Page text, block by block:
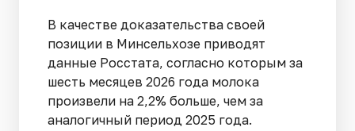
В качестве доказательства своей
позиции в Минсельхозе приводят
данные Росстата, согласно которым за
шесть месяцев 2026 года молока
произвели на 2,2% больше, чем за
аналогичный период 2025 года.